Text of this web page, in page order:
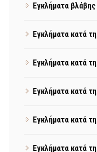
Εγκλήματα
Εγκλήματα κατά
Εγκλήματα κατά
Εγκλήματα κατά
Εγκλήματα κατά
Εγκλήματα κατά